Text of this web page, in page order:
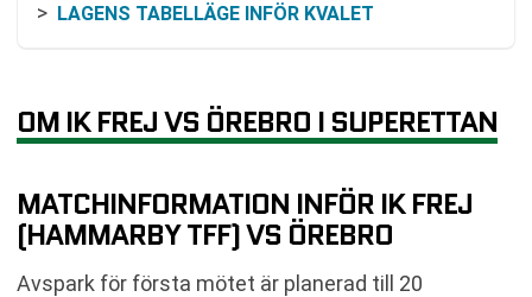
LAGENS TABELLÄGE INFÖR KVALET
ODDS OCH SANNOLIKHETER I KORTHET
VAD AVGÖR ÖVER TVÅ MATCHER?
TIDIGARE ERFARENHETER I TURNERINGEN
VANLIGA FRÅGOR OM IK FREJ VS ÖREBRO
RELATERADE NYHETER
OM IK FREJ VS ÖREBRO I SUPERETTAN
MATCHINFORMATION INFÖR IK FREJ
(HAMMARBY TFF) VS ÖREBRO
Avspark för första mötet är planerad till 20